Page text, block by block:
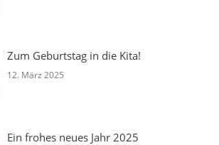
Zum Geburtstag in die Kita!
12. März 2025
Ein frohes neues Jahr 2025